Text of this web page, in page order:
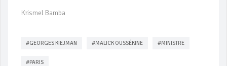
Krismel Bamba
#GEORGES KIEJMAN #MALICK OUSSÉKINE #MINISTRE
#PARIS